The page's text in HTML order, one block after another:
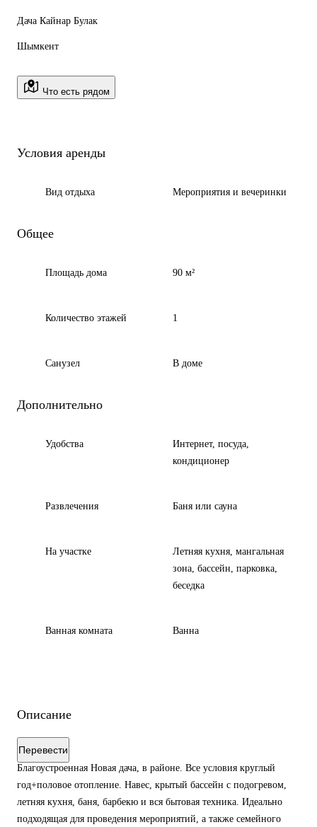
Дача Кайнар Булак
Шымкент
Что есть рядом
Условия аренды
Вид отдыха Мероприятия и вечеринки
Общее
Площадь дома 90 м²
Количество этажей 1
Санузел В доме
Дополнительно
Удобства
Интернет, посуда,
кондиционер
Развлечения Баня или сауна
На участке
Летняя кухня, мангальная
зона, бассейн, парковка,
беседка
Ванная комната Ванна
Описание
Перевести
Благоустроенная Новая дача, в районе. Все условия круглый
год+половое отопление. Навес, крытый бассейн с подогревом,
летняя кухня, баня, барбекю и вся бытовая техника. Идеально
подходящая для проведения мероприятий, а также семейного